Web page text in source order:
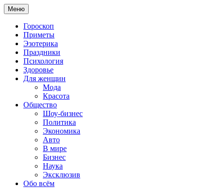
Меню
Гороскоп
Приметы
Эзотерика
Праздники
Психология
Здоровье
Для женщин
Мода
Красота
Общество
Шоу-бизнес
Политика
Экономика
Авто
В мире
Бизнес
Наука
Эксклюзив
Обо всём